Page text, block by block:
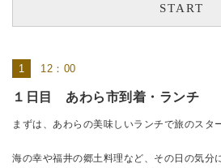
START
12：00
１日目 あわら市到着・ランチ
まずは、あわらの美味しいランチで旅のスタ
海の幸や福井の郷土料理など、その日の気分